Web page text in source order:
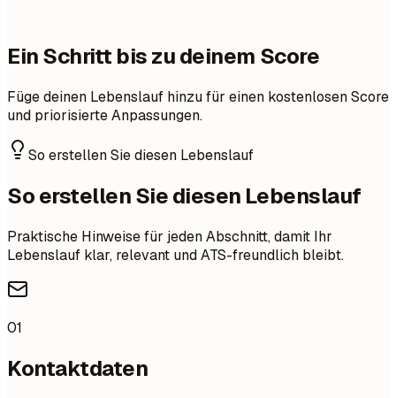
Ein Schritt bis zu deinem Score
Füge deinen Lebenslauf hinzu für einen kostenlosen Score
und priorisierte Anpassungen.
So erstellen Sie diesen Lebenslauf
So erstellen Sie diesen Lebenslauf
Praktische Hinweise für jeden Abschnitt, damit Ihr
Lebenslauf klar, relevant und ATS-freundlich bleibt.
01
Kontaktdaten